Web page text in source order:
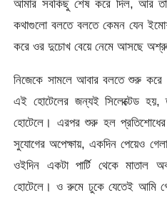
আমার সবকিছু শেষ করে দিল, আর
কথাগুলো বলতে বলতে কেমন যেন
করে ওর দুচোখ বেয়ে নেমে আসছে
নিজেকে সামলে আবার বলতে শুরু করে
এই হোটেলের জন্যই সিলেক্টেড হয়,
হোটেলে। এরপর শুরু হল
সুযোগের অপেক্ষায়, একদিন পেয়েও
ওইদিন একটা পার্টি থেকে
হোটেলে। ও রুমে ঢুকে যেতেই আমি